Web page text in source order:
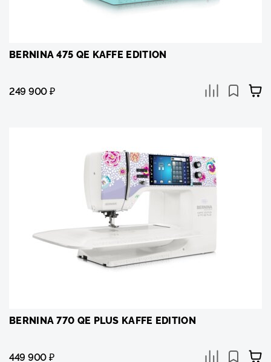
BERNINA 475 QE KAFFE EDITION
249 900₽
BERNINA 770 QE PLUS KAFFE EDITION
449 900₽